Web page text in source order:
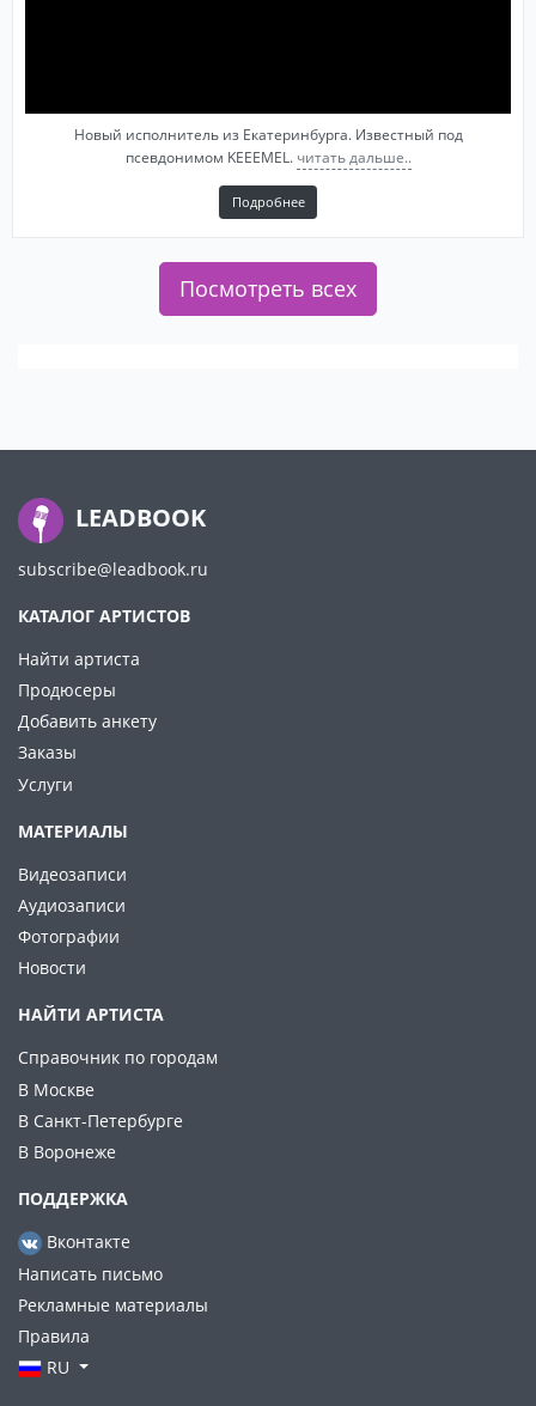
Новый исполнитель из Екатеринбурга. Известный под
псевдонимом KEEEMEL. читать дальше..
Подробнее
Посмотреть всех
LEADBOOK
subscribe@leadbook.ru
КАТАЛОГ АРТИСТОВ
Найти артиста
Продюсеры
Добавить анкету
Заказы
Услуги
МАТЕРИАЛЫ
Видеозаписи
Аудиозаписи
Фотографии
Новости
НАЙТИ АРТИСТА
Справочник по городам
В Москве
В Санкт-Петербурге
В Воронеже
ПОДДЕРЖКА
Вконтакте
Написать письмо
Рекламные материалы
Правила
RU